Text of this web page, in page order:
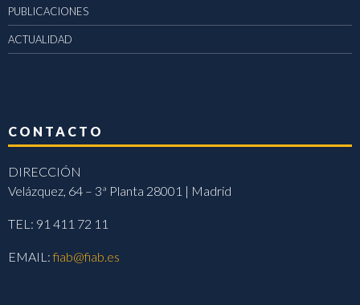
PUBLICACIONES
ACTUALIDAD
CONTACTO
DIRECCIÓN
Velázquez, 64 – 3ª Planta 28001 | Madrid
TEL: 91 411 72 11
EMAIL:fiab@fiab.es